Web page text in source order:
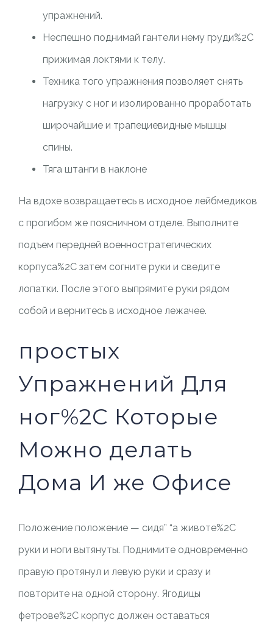
упражнений.
Неспешно поднимай гантели нему груди%2C
прижимая локтями к телу.
Техника того упражнения позволяет снять
нагрузку с ног и изолированно проработать
широчайшие и трапециевидные мышцы
спины.
Тяга штанги в наклоне
На вдохе возвращаетесь в исходное лейбмедиков
с прогибом же поясничном отделе. Выполните
подъем передней военностратегических
корпуса%2C затем согните руки и сведите
лопатки. После этого выпрямите руки рядом
собой и вернитесь в исходное лежачее.
простых
Упражнений Для
ног%2C Которые
Можно делать
Дома И же Офисе
Положение положение — сидя” “а животе%2C
руки и ноги вытянуты. Поднимите одновременно
правую протянул и левую руки и сразу и
повторите на одной сторону. Ягодицы
фетрове%2C корпус должен оставаться